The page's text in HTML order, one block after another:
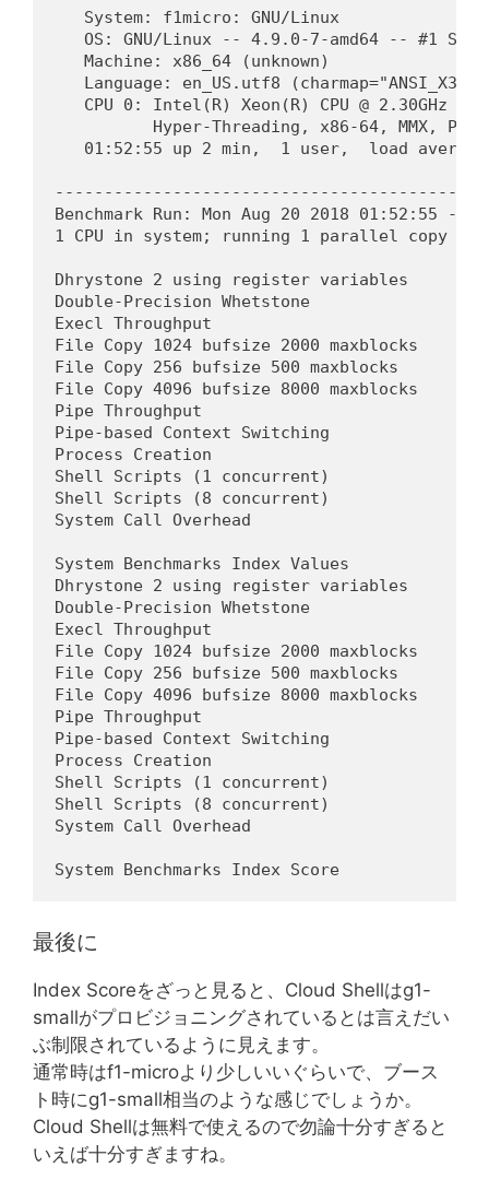
   System: f1micro: GNU/Linux
OS: GNU/Linux -- 4.9.0-7-amd64 -- #1 SMP
   Machine: x86_64 (unknown)
Language: en_US.utf8
CPU 0: Intel(R) Xeon(R) CPU @ 2.30GHz
Hyper-Threading, x86-64, MMX,
01:52:55 up 2 min,  1 user,  load
Benchmark Run: Mon Aug 20 2018 01:52:55 -
1 CPU in system; running 1 parallel copy of
Dhrystone 2 using register variables
Double-Precision Whetstone
Execl Throughput
File Copy 1024 bufsize 2000 maxblocks
File Copy 256 bufsize 500 maxblocks
File Copy 4096 bufsize 8000 maxblocks
Pipe Throughput
Pipe-based Context Switching
Process Creation
Shell Scripts (1 concurrent)
Shell Scripts (8 concurrent)
System Call Overhead
System Benchmarks Index Values
Dhrystone 2 using register variables
Double-Precision Whetstone
Execl Throughput
File Copy 1024 bufsize 2000 maxblocks
File Copy 256 bufsize 500 maxblocks
File Copy 4096 bufsize 8000 maxblocks
Pipe Throughput
Pipe-based Context Switching
Process Creation
Shell Scripts (1 concurrent)
Shell Scripts (8 concurrent)
System Call Overhead
System Benchmarks Index Score
最後に
Index Scoreをざっと見ると、Cloud Shellはg1-
smallがプロビジョニングされているとは言えだい
ぶ制限されているように見えます。
通常時はf1-microより少しいいぐらいで、ブース
ト時にg1-small相当のような感じでしょうか。
Cloud Shellは無料で使えるので勿論十分すぎると
いえば十分すぎますね。